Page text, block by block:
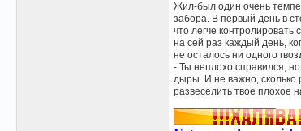
Жил-был один очень
забора. В первый день в
что легче
на сей раз каждый день,
не осталось ни одного
- Ты неплохо справился,
дыры. И не важно, сколько
развеселить твое плохое